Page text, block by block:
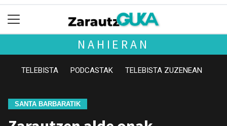
NAHIERAN
TELEBISTA PODCASTAK TELEBISTA ZUZENEAN
SANTA BARBARATIK